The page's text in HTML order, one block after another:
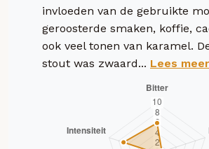
invloeden van de gebruikte
geroosterde smaken, koffie,
ook veel tonen van karamel.
stout was zwaard... Lees meer